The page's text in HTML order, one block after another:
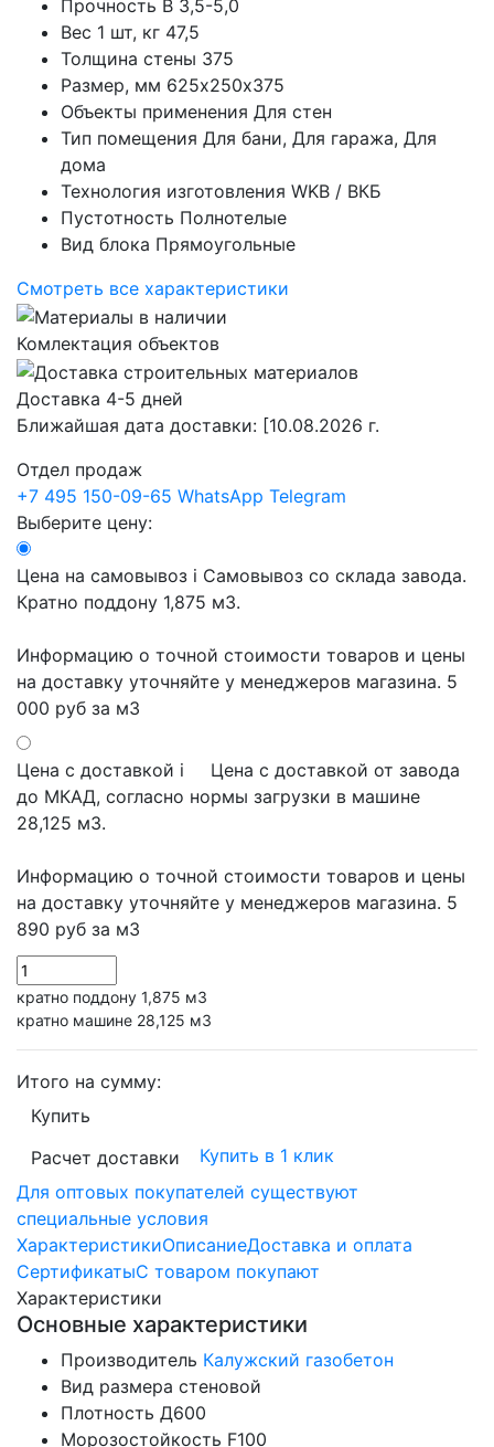
Прочность B 3,5-5,0
Вес 1 шт, кг 47,5
Толщина стены 375
Размер, мм 625х250х375
Объекты применения Для стен
Тип помещения Для бани, Для гаража, Для
дома
Технология изготовления WKB / ВКБ
Пустотность Полнотелые
Вид блока Прямоугольные
Смотреть все характеристики
Комлектация объектов
Доставка 4-5 дней
Ближайшая дата доставки: [10.08.2026 г.
Отдел продаж
+7 495 150-09-65 WhatsApp Telegram
Выберите цену:
Цена на самовывоз i Самовывоз со склада завода.
Кратно поддону 1,875 м3.
Информацию о точной стоимости товаров и цены
на доставку уточняйте у менеджеров магазина. 5
000 руб за м3
Цена с доставкой i
Цена с доставкой от завода
до МКАД, согласно нормы загрузки в машине
28,125 м3.
Информацию о точной стоимости товаров и цены
на доставку уточняйте у менеджеров магазина. 5
890 руб за м3
кратно поддону 1,875 м3
кратно машине 28,125 м3
Итого на сумму:
Купить
Расчет доставки
Купить в 1 клик
Для оптовых покупателей существуют
специальные условия
ХарактеристикиОписаниеДоставка и оплата
СертификатыС товаром покупают
Характеристики
Основные характеристики
Производитель Калужский газобетон
Вид размера стеновой
Плотность Д600
Морозостойкость F100